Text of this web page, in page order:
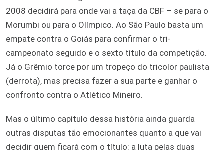
2008 decidirá para onde vai a taça da CBF – se para o
Morumbi ou para o Olímpico. Ao São Paulo basta um
empate contra o Goiás para confirmar o tri-
campeonato seguido e o sexto título da competição.
Já o Grêmio torce por um tropeço do tricolor paulista
(derrota), mas precisa fazer a sua parte e ganhar o
confronto contra o Atlético Mineiro.
Mas o último capítulo dessa história ainda guarda
outras disputas tão emocionantes quanto a que vai
decidir quem ficará com o título: a luta pelas duas